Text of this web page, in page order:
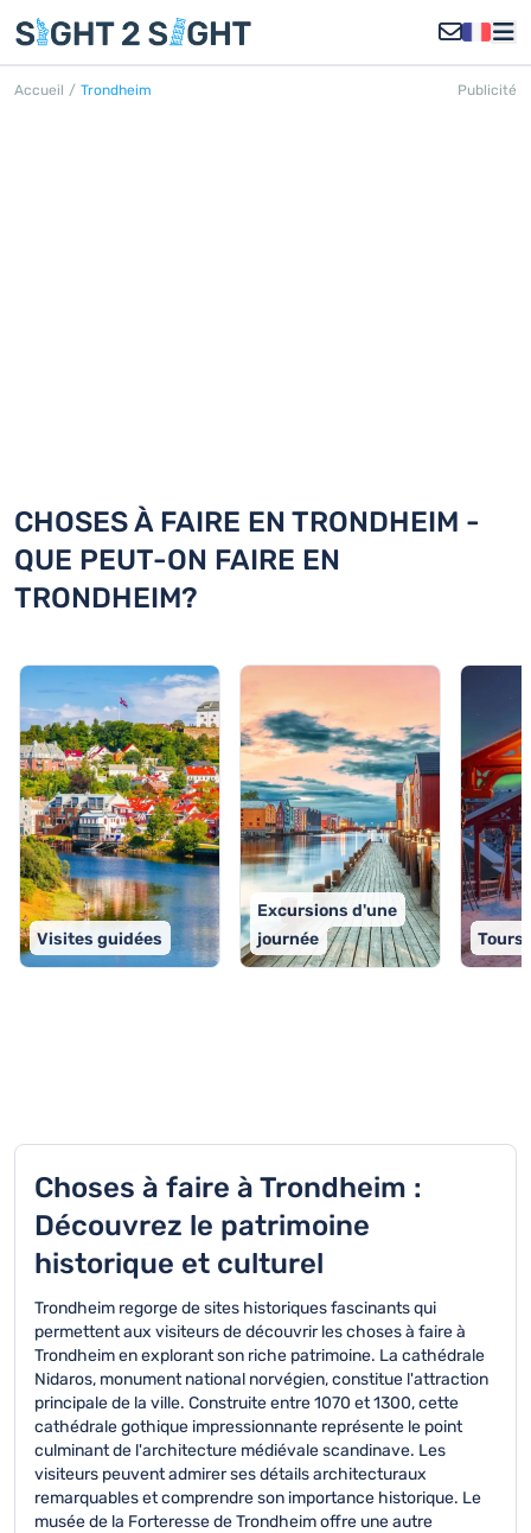
Accueil / Trondheim Publicité
CHOSES À FAIRE EN TRONDHEIM -
QUE PEUT-ON FAIRE EN
TRONDHEIM?
Visites guidées
Excursions d'une
journée
Tours
Choses à faire à Trondheim :
Découvrez le patrimoine
historique et culturel
Trondheim regorge de sites historiques fascinants qui
permettent aux visiteurs de découvrir les choses à faire à
Trondheim en explorant son riche patrimoine. La cathédrale
Nidaros, monument national norvégien, constitue l'attraction
principale de la ville. Construite entre 1070 et 1300, cette
cathédrale gothique impressionnante représente le point
culminant de l'architecture médiévale scandinave. Les
visiteurs peuvent admirer ses détails architecturaux
remarquables et comprendre son importance historique. Le
musée de la Forteresse de Trondheim offre une autre